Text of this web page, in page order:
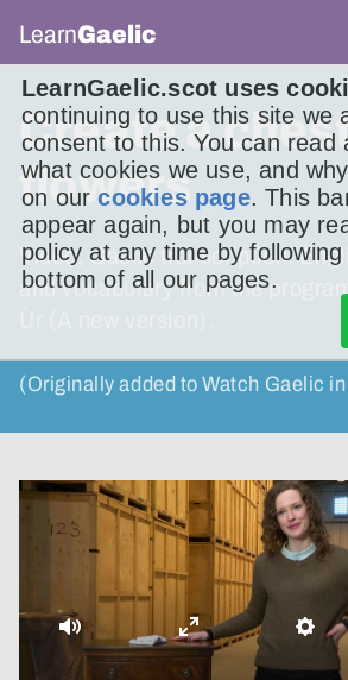
LearnGaelic.scot uses
continuing to use this site we
consent to this. You can read
what cookies we use, and
on ourcookies page. This
appear again, but you may
policy at any time by
bottom of all our pages.
LearnGaelic
Create a
flowers
Video, Gaelic transcription,
and vocabulary from the
(Originally added to Watch Gaelic
Mute
Enter
fullscreen